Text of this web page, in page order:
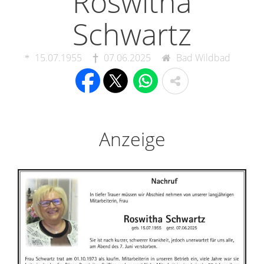
Schwartz
15.07.1955 07.06.2025 Bad Wildbad
Anzeige